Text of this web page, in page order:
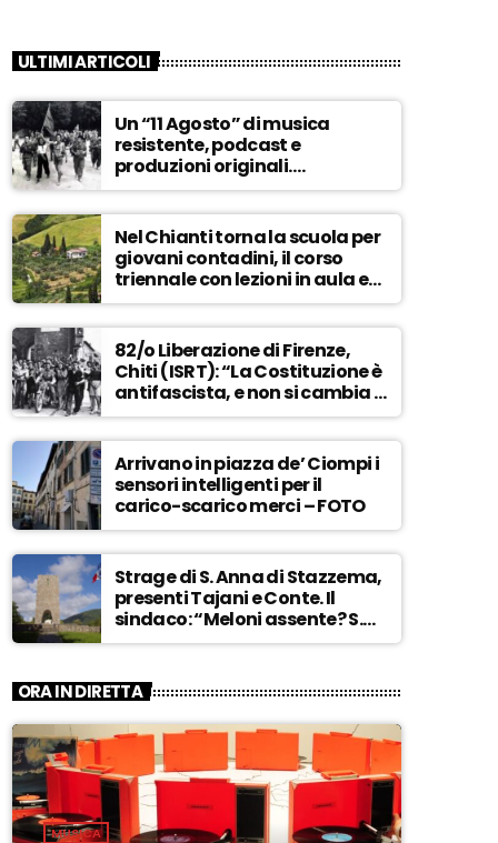
ULTIMI ARTICOLI
Un “11 Agosto” di musica
resistente, podcast e
produzioni originali.
Novaradio festeggia in onda
la Liberazione di Firenze
Nel Chianti torna la scuola per
giovani contadini, il corso
triennale con lezioni in aula e
tra i campi – ASCOLTA
82/o Liberazione di Firenze,
Chiti (ISRT): “La Costituzione è
antifascista, e non si cambia a
maggioranza” – ASCOLTA
Arrivano in piazza de’ Ciompi i
sensori intelligenti per il
carico-scarico merci – FOTO
Strage di S. Anna di Stazzema,
presenti Tajani e Conte. Il
sindaco: “Meloni assente? S.
Anna aperta tutto l’anno…” –
ORA IN DIRETTA
MUSICA